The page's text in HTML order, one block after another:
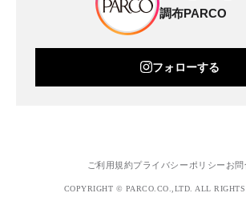
調布PARCO
フォローする
ご利用規約プライバシーポリシー お
COPYRIGHT © PARCO.CO.,LTD. ALL RIGHTS